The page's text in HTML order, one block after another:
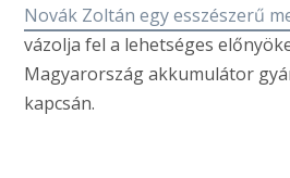
Novák Zoltán egy esszészerű
vázolja fel a lehetséges
Magyarország akkumulátor
kapcsán.